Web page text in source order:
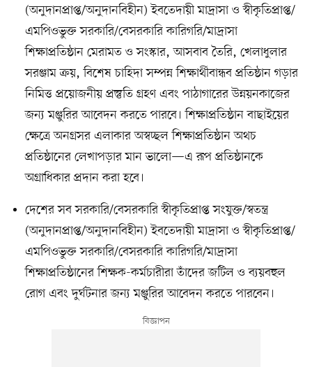
(অনুদানপ্রাপ্ত/অনুদানবিহীন) ইবতেদায়ী মাদ্রাসা ও স্বীকৃতিপ্রাপ্ত/
এমপিওভুক্ত সরকারি/বেসরকারি কারিগরি/মাদ্রাসা
শিক্ষাপ্রতিষ্ঠান মেরামত ও সংস্কার, আসবাব তৈরি, খেলাধুলার
সরঞ্জাম ক্রয়, বিশেষ চাহিদা সম্পন্ন শিক্ষার্থীবান্ধব প্রতিষ্ঠান গড়ার
নিমিত্ত প্রয়োজনীয় প্রস্তুতি গ্রহণ এবং পাঠাগারের উন্নয়নকাজের
জন্য মঞ্জুরির আবেদন করতে পারবে। শিক্ষাপ্রতিষ্ঠান বাছাইয়ের
ক্ষেত্রে অনগ্রসর এলাকার অস্বচ্ছল শিক্ষাপ্রতিষ্ঠান অথচ
প্রতিষ্ঠানের লেখাপড়ার মান ভালো—এ রূপ প্রতিষ্ঠানকে
অগ্রাধিকার প্রদান করা হবে।
দেশের সব সরকারি/বেসরকারি স্বীকৃতিপ্রাপ্ত সংযুক্ত/স্বতন্ত্র
(অনুদানপ্রাপ্ত/অনুদানবিহীন) ইবতেদায়ী মাদ্রাসা ও স্বীকৃতিপ্রাপ্ত/
এমপিওভুক্ত সরকারি/বেসরকারি কারিগরি/মাদ্রাসা
শিক্ষাপ্রতিষ্ঠানের শিক্ষক-কর্মচারীরা তাঁদের জটিল ও ব্যয়বহুল
রোগ এবং দুর্ঘটনার জন্য মঞ্জুরির আবেদন করতে পারবেন।